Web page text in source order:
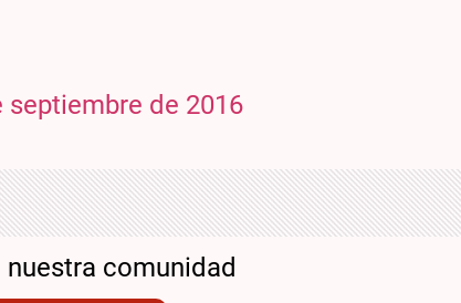
septiembre de 2016
comunidad